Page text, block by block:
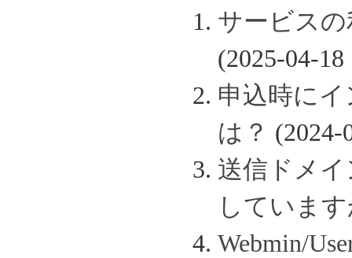
サービス
(2025-04-18
申込時に
は？ (2024-
送信ドメイ
していま
Webmin/